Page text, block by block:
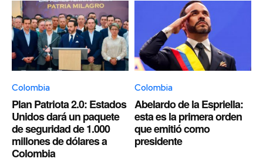
Colombia
Plan Patriota 2.0: Estados
Unidos dará un paquete
de seguridad de 1.000
millones de dólares a
Colombia
Colombia
Abelardo de la Espriella:
esta es la primera orden
que emitió como
presidente